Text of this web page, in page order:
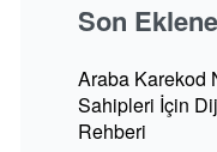
Son
Araba Karekod
Sahipleri İçin
Rehberi